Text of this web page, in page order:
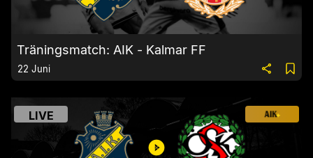
Träningsmatch: AIK - Kalmar FF
22 Juni
LIVE